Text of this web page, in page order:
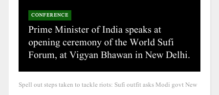
CONFERENCE
Prime Minister of India speaks at
opening ceremony of the World Sufi
Forum, at Vigyan Bhawan in New Delhi.
Spell out steps taken to tackle riots: Sufi outfit asks Modi govt New